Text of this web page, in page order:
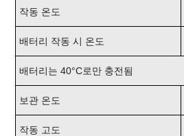
작동 온도
배터리 작동 시 온도
배터리는 40°C로만 충전됨
보관 온도
작동 고도